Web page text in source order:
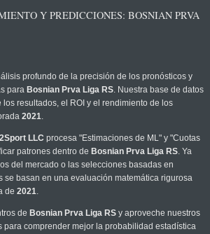
Y PREDICCIONES: BOSNIAN PRVA
profundo de la precisión de los pronósticos y
para Bosnian Prva Liga RS. Nuestra base de datos
resultados, el ROI y el rendimiento de los
2021.
LLC procesa "Estimaciones de ML" y "Cuotas
patrones dentro de Bosnian Prva Liga RS. Ya
del mercado o las selecciones basadas en
se basan en una evaluación matemática rigurosa
de 2021.
de Bosnian Prva Liga RSy aproveche nuestros
para comprender mejor la probabilidad estadística